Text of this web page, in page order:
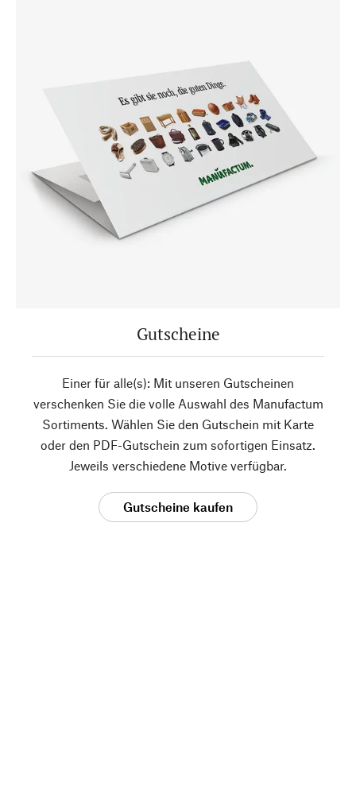
Gutscheine
Einer für alle(s): Mit unseren Gutscheinen
verschenken Sie die volle Auswahl des Manufactum
Sortiments. Wählen Sie den Gutschein mit Karte
oder den PDF-Gutschein zum sofortigen Einsatz.
Jeweils verschiedene Motive verfügbar.
Gutscheine kaufen